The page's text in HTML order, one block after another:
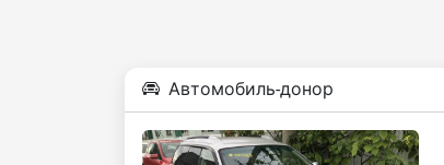
Автомобиль-донор